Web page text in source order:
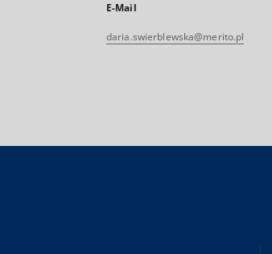
E-Mail
daria.swierblewska@merito.pl